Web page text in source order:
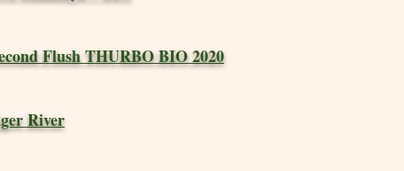
Flush THURBO BIO 2020
River